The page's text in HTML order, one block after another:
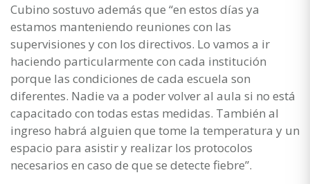
Cubino sostuvo además que “en estos días ya
estamos manteniendo reuniones con las
supervisiones y con los directivos. Lo vamos a ir
haciendo particularmente con cada institución
porque las condiciones de cada escuela son
diferentes. Nadie va a poder volver al aula si no está
capacitado con todas estas medidas. También al
ingreso habrá alguien que tome la temperatura y un
espacio para asistir y realizar los protocolos
necesarios en caso de que se detecte fiebre”.